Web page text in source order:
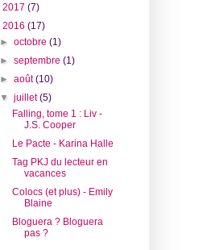
2017 (7)
2016 (17)
►octobre(1)
►septembre(1)
►août(10)
▼juillet(5)
Falling, tome 1 : Liv -
J.S. Cooper
Le Pacte - Karina Halle
Tag PKJ du lecteur en
vacances
Colocs (et plus) - Emily
Blaine
Bloguera ? Bloguera
pas ?